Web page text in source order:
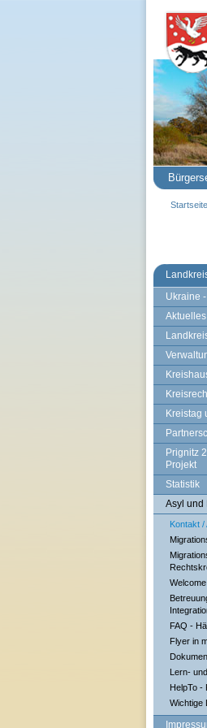
Ukraine
Aktuelles
Kreistag
Prignitz
Projekt
Statistik
Asyl und
Kontakt
FAQ -
Flyer in
Lern-
HelpTo -
Wichtige
Startseite